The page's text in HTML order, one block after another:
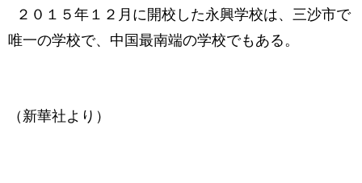
２０１５年１２月に開校した永興学校は、三沙市で
唯一の学校で、中国最南端の学校でもある。
（新華社より）